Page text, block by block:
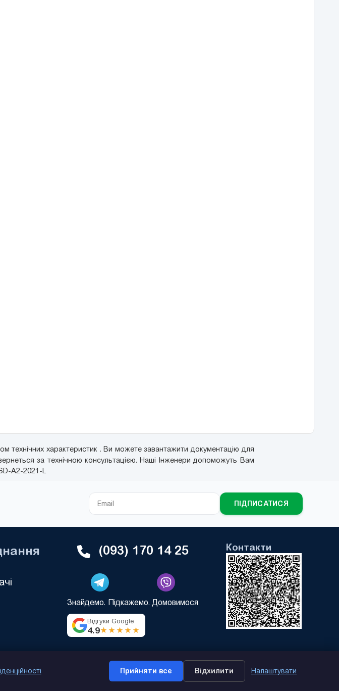
технічних характеристик . Ви можете завантажити документацію для
за технічною консультацією. Наші Інженери допоможуть Вам
A2-2021-L
ПІДПИСАТИСЯ
(093) 170 14 25
Знайдемо. Підкажемо. Домовимося
Відгуки Google
4.9★★★★★
Контакти
Прийняти все Відхилити Налаштувати